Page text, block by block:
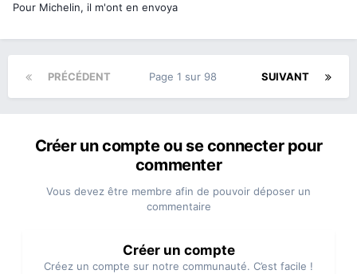
Pour Michelin, il m'ont en envoya
PRÉCÉDENT SUIVANT
Page 1 sur 98
Créer un compte ou se connecter pour
commenter
Vous devez être membre afin de pouvoir déposer un
commentaire
Créer un compte
Créez un compte sur notre communauté. C’est facile !